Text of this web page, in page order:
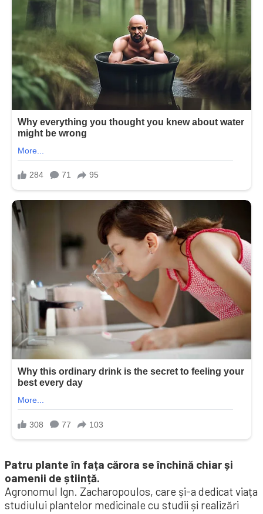
Patru plante în fața cărora se închină chiar și
oamenii de știință.
Agronomul Ign. Zacharopoulos, care și-a dedicat viața
studiului plantelor medicinale cu studii și realizări